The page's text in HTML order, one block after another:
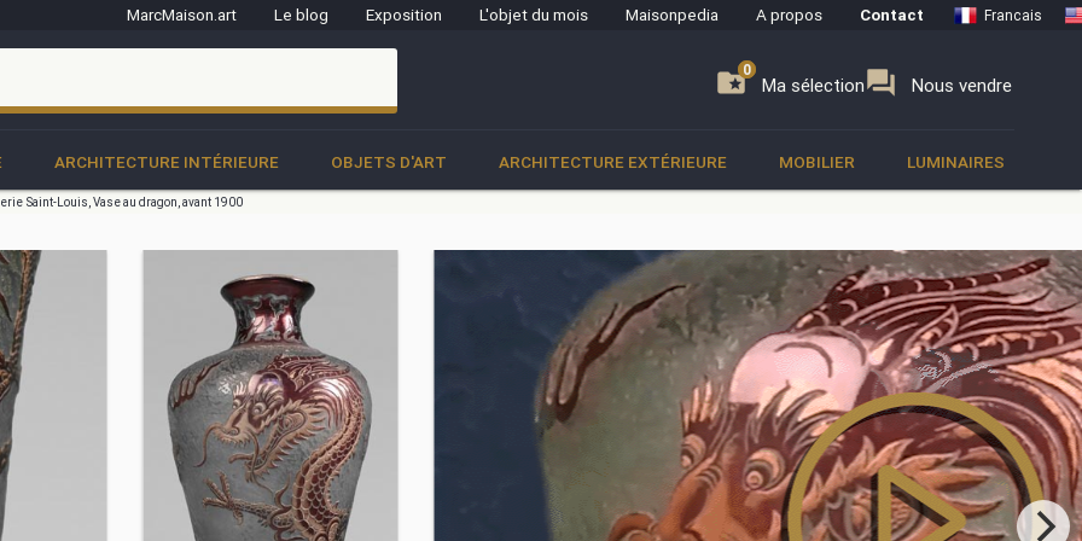
MarcMaison.art Le blog Exposition L'objet du mois Maisonpedia A propos Contact Francais
folder_special Ma sélection
0 forum Nous vendre
0
ARCHITECTURE INTÉRIEURE OBJETS D'ART ARCHITECTURE EXTÉRIEURE MOBILIER LUMINAIRES
Saint-Louis, Vase au dragon, avant 1900